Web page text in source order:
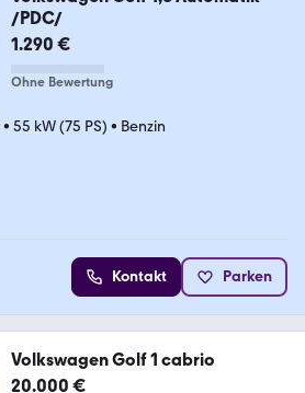
/PDC/
1.290 €
Ohne Bewertung
• 55 kW (75 PS) • Benzin
Kontakt Parken
Volkswagen Golf 1 cabrio
20.000 €